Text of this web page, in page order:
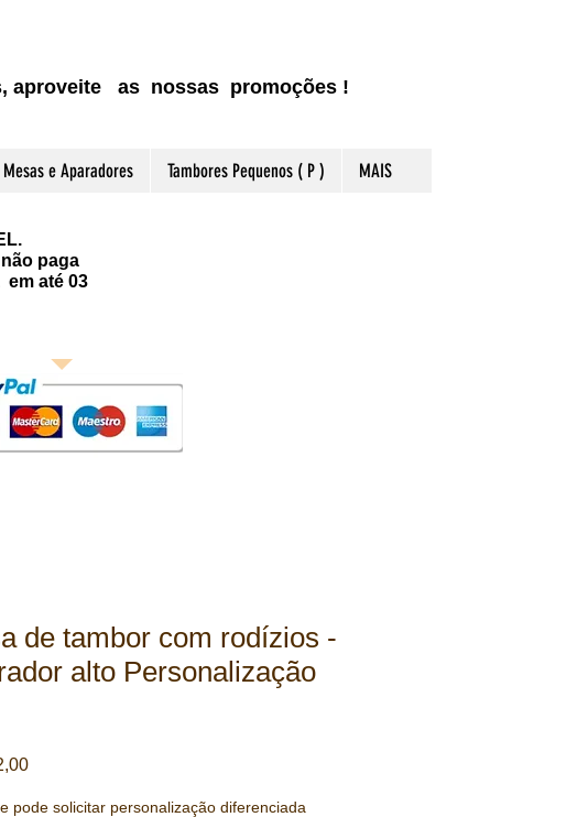
aproveite as nossas promoções !
Mesas e Aparadores Tambores Pequenos ( P ) MAIS
paga
até 03
de tambor com rodízios -
alto Personalização
Preço
pode solicitar personalização diferenciada